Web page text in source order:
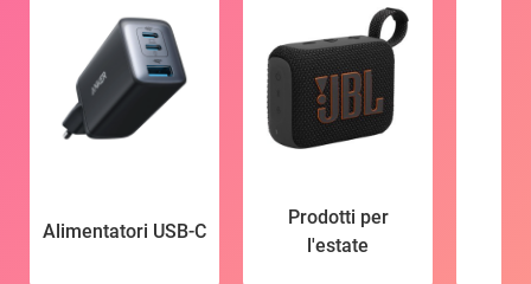
Alimentatori USB-C
Prodotti per
l'estate